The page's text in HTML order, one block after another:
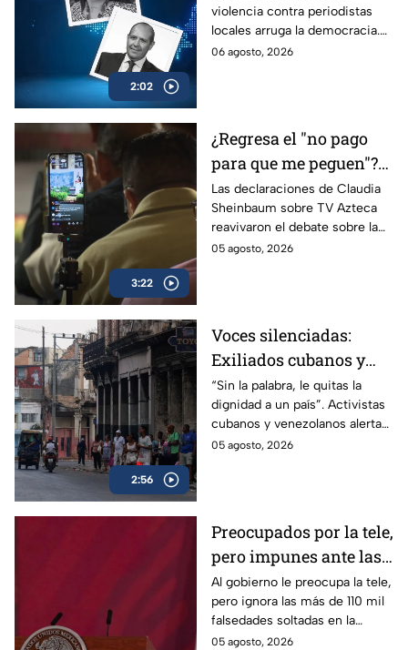
2:02
e impunidad rumbo a
2027
violencia contra periodistas
locales arruga la democracia.
Entérate de cómo los
06 agosto, 2026
3:22
¿Regresa el "no pago
para que me peguen"?
Reviven frase de López
Portillo tras dichos del
gobierno de México
Las declaraciones de Claudia
Sheinbaum sobre TV Azteca
reavivaron el debate sobre la
publicidad oficial y recordaron
05 agosto, 2026
2:56
Voces silenciadas:
Exiliados cubanos y
venezolanos alertan
sobre la pérdida de
libertades en México
“Sin la palabra, le quitas la
dignidad a un país”. Activistas
cubanos y venezolanos alertan
sobre el avance del
05 agosto, 2026
Preocupados por la tele,
pero impunes ante las
mentiras: El doble
rasero del gobierno
federal
Al gobierno le preocupa la tele,
pero ignora las más de 110 mil
falsedades soltadas en la
mañanera. Recordamos las
05 agosto, 2026